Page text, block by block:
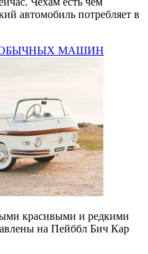
автомобиль потребляет в
МАШИН
красивыми и редкими
на Пейббл Бич Кар